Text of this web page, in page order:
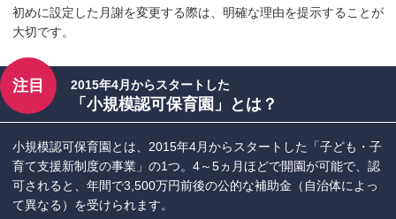
初めに設定した月謝を変更する際は、明確な理由を提示することが
大切です。
注目 2015年4月からスタートした
「小規模認可保育園」とは？
小規模認可保育園とは、2015年4月からスタートした「子ども・子
育て支援新制度の事業」の1つ。4～5ヵ月ほどで開園が可能で、認
可されると、年間で3,500万円前後の公的な補助金（自治体によっ
て異なる）を受けられます。